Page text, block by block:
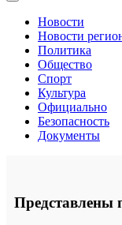
Новости
Новости
Политика
Общество
Спорт
Культура
Официально
Безопасность
Документы
Представлены